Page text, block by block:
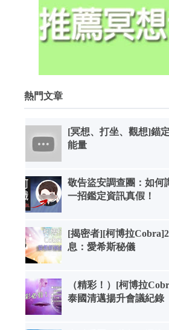
熱門文章
[冥想、打坐、觀想]錨
能量
敬告盜安調查團：如何
一招鑑定資訊真假！
[揭密者][柯博拉
息：愛希斯秘儀
（精彩！）[柯博拉
泰國清邁揚升會議紀錄